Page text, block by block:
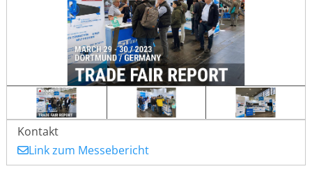
Kontakt
Link zum Messebericht